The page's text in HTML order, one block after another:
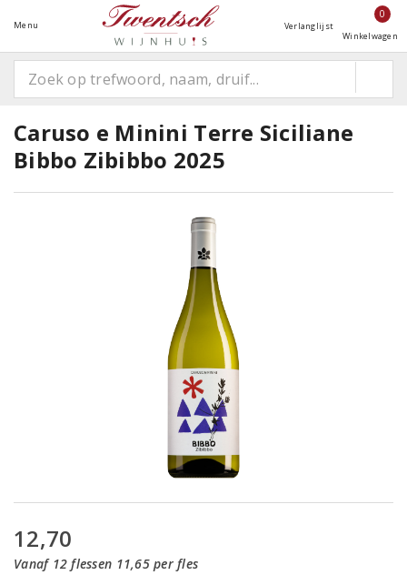
Menu Verlanglijst
0
Winkelwagen
Caruso e Minini Terre Siciliane
Bibbo Zibibbo 2025
12,70
Vanaf 12 flessen 11,65 per fles